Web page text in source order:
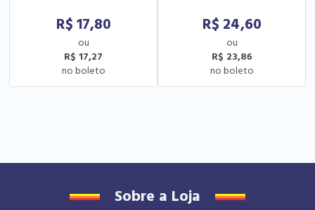
R$ 17,80
R$ 17,27
R$ 24,60
R$ 23,86
Sobre a Loja